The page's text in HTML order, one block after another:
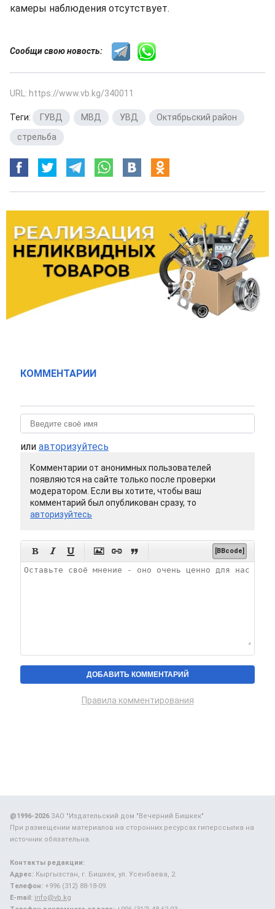
камеры наблюдения отсутствует.
Сообщи свою новость:
URL: https://www.vb.kg/340011
Теги: ГУВД МВД УВД Октябрьский район
стрельба
КОММЕНТАРИИ
или авторизуйтесь
Комментарии от анонимных пользователей
появляются на сайте только после проверки
модератором. Если вы хотите, чтобы ваш
комментарий был опубликован сразу, то
авторизуйтесь
      [BBcode]
Правила комментирования
@1996-2026ЗАО "Издательский дом "Вечерний Бишкек"
При размещении материалов на сторонних ресурсах гиперссылка на
источник обязательна.
Контакты редакции:
Адрес: Кыргызстан, г. Бишкек, ул. Усенбаева, 2.
Телефон: +996 (312) 88-18-09.
E-mail: info@vb.kg